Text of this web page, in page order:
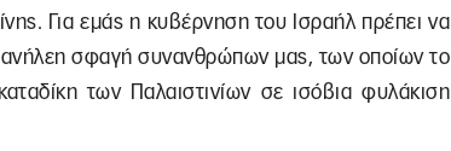
Για εμάς η κυβέρνηση του Ισραήλ πρέπει να
ανήλεη σφαγή συνανθρώπων μας, των οποίων το
των Παλαιστινίων σε ισόβια φυλάκιση